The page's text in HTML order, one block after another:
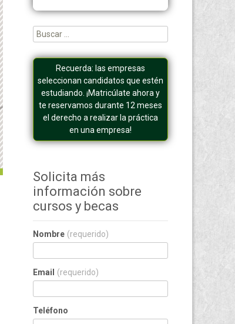
Buscar:
Recuerda: las empresas
seleccionan candidatos que estén
estudiando. ¡Matricúlate ahora y
te reservamos durante 12 meses
el derecho a realizar la práctica
en una empresa!
Solicita más
información sobre
cursos y becas
Nombre (requerido)
Email (requerido)
Teléfono